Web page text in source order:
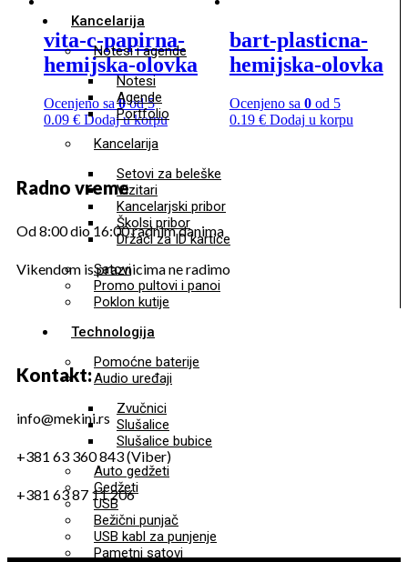
Kancelarija
Notesi i agende
Notesi
Agende
Portfolio
Kancelarija
Setovi za beleške
Vizitari
Kancelarjski pribor
Školsi pribor
Držači za ID kartice
Satovi
Promo pultovi i panoi
Poklon kutije
Technologija
Pomoćne baterije
Audio uređaji
Zvučnici
Slušalice
Slušalice bubice
Auto gedžeti
Gedžeti
USB
Bežični punjač
USB kabl za punjenje
Pametni satovi
vita-c-papirna-
hemijska-olovka
Ocenjeno sa0od 5
0.09 € Dodaj u korpu
bart-plasticna-
hemijska-olovka
Ocenjeno sa 0od 5
0.19 € Dodaj u korpu
Radno vreme
Od 8:00 dio 16:00 radnim danima
Vikendom is praznicima ne radimo
Kontakt:
info@mekini.rs
+381 63 360 843 (Viber)
+381 63 87 11 206